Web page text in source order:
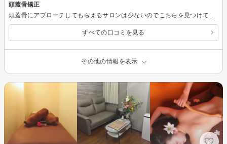
頭蓋骨矯正
すべての口コミを見る
その他の情報を表示